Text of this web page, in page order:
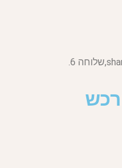
שלוחה 6.